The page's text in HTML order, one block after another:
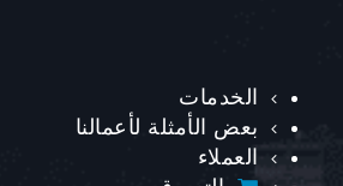
الخدمات
بعض الأمثلة لأعمالنا
العملاء